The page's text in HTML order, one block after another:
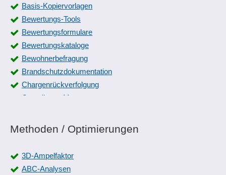
Basis-Kopiervorlagen
Bewertungs-Tools
Bewertungsformulare
Bewertungskataloge
Bewohnerbefragung
Brandschutzdokumentation
Chargenrückverfolgung
Compliance Management
Dokumentation des QM
Erfassung Gründe
Methoden / Optimierungen
3D-Ampelfaktor
ABC-Analysen